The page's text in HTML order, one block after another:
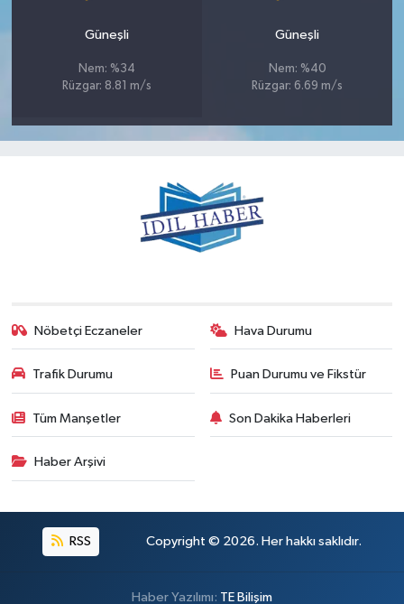
Güneşli
Nem: %34
Rüzgar: 8.81 m/s
Güneşli
Nem: %40
Rüzgar: 6.69 m/s
Nöbetçi Eczaneler Hava Durumu
Trafik Durumu Puan Durumu ve Fikstür
Tüm Manşetler Son Dakika Haberleri
Haber Arşivi
RSS Copyright © 2026. Her hakkı saklıdır.
Haber Yazılımı: TE Bilişim